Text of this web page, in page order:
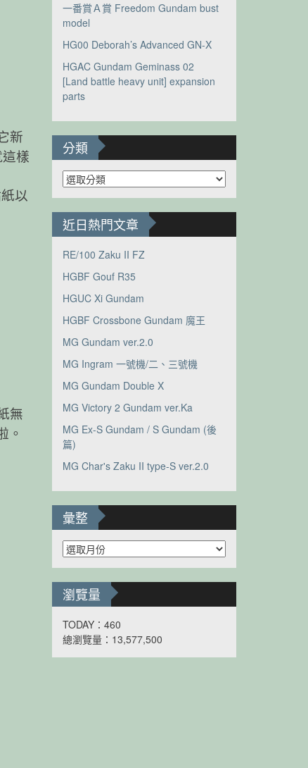
新
樣
以
無
。
一番賞Ａ賞 Freedom Gundam bust
model
HG00 Deborah’s Advanced GN-X
HGAC Gundam Geminass 02
[Land battle heavy unit] expansion
parts
分類
分
類
近日熱門文章
RE/100 Zaku II FZ
HGBF Gouf R35
HGUC Xi Gundam
HGBF Crossbone Gundam 魔王
MG Gundam ver.2.0
MG Ingram 一號機/二、三號機
MG Gundam Double X
MG Victory 2 Gundam ver.Ka
MG Ex-S Gundam / S Gundam (後
篇)
MG Char's Zaku II type-S ver.2.0
彙整
彙
整
瀏覽量
TODAY：460
總瀏覽量：13,577,500